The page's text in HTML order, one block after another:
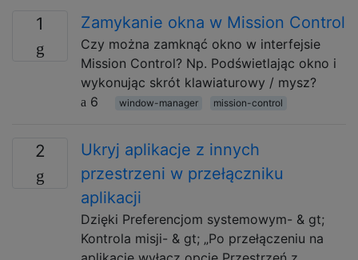
1 Zamykanie okna w Mission Control
Czy można zamknąć okno w interfejsie
Mission Control? Np. Podświetlając okno i
wykonując skrót klawiaturowy / mysz?
6
window-manager mission-control
2
Ukryj aplikacje z innych
przestrzeni w przełączniku
aplikacji
Dzięki Preferencjom systemowym- & gt;
Kontrola misji- & gt; „Po przełączeniu na